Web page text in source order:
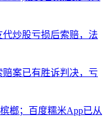
炒股亏损后索赔，法
赔案已有胜诉判决，亏
榔；百度糯米App已从